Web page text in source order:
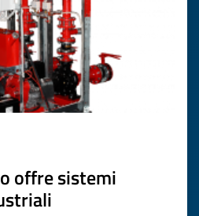
offre sistemi